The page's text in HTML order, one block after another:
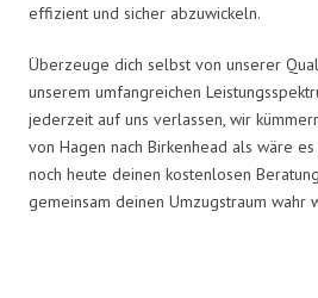
effizient und sicher abzuwickeln.
Überzeuge dich selbst von unserer
unserem umfangreichen
jederzeit auf uns verlassen, wir
von Hagen nach Birkenhead als wäre
noch heute deinen kostenlosen
gemeinsam deinen Umzugstraum wahr